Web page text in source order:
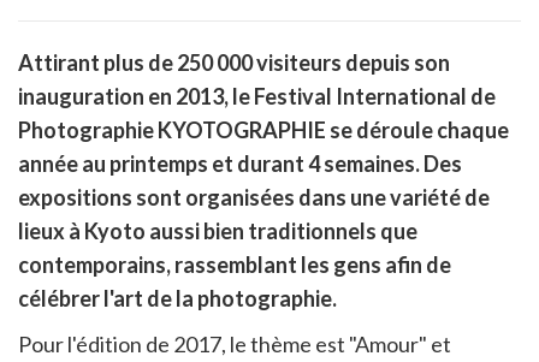
Attirant plus de 250 000 visiteurs depuis son
inauguration en 2013, le Festival International de
Photographie KYOTOGRAPHIE se déroule chaque
année au printemps et durant 4 semaines. Des
expositions sont organisées dans une variété de
lieux à Kyoto aussi bien traditionnels que
contemporains, rassemblant les gens afin de
célébrer l'art de la photographie.
Pour l'édition de 2017, le thème est "Amour" et